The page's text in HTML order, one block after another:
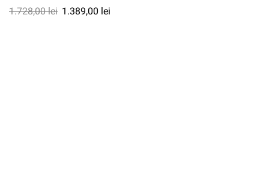
1.728,00lei 1.389,00 lei